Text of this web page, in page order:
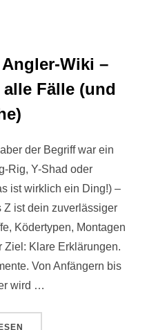
Wiki –
Fälle (und
der Begriff war ein
Rig, Y-Shad oder
ist wirklich ein Ding!) –
Z ist dein zuverlässiger
Ködertypen, Montagen
Klare Erklärungen.
Von Anfängern bis
wird …